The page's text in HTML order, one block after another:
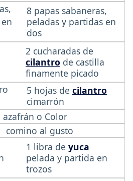
8 papas sabaneras,
peladas y partidas en
dos
2 cucharadas de
cilantro de castilla
finamente picado
5 hojas de cilantro
cimarrón
azafrán o Color
comino al gusto
1 libra deyuca
pelada y partida en
trozos